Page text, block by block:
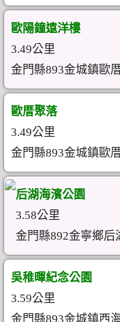
歐陽鐘遠洋樓
3.49公里
金門縣893金城鎮歐
歐厝聚落
3.49公里
金門縣893金城鎮歐
后湖海濱公園
3.58公里
金門縣892金寧鄉后
吳稚暉紀念公園
3.59公里
金門縣893金城鎮西